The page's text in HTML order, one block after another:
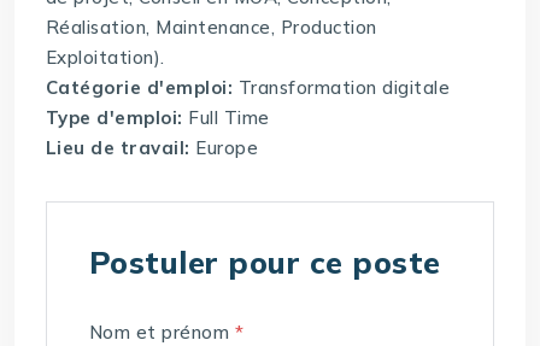
Réalisation, Maintenance, Production
Exploitation).
Catégorie d'emploi: Transformation digitale
Type d'emploi: Full Time
Lieu de travail: Europe
Postuler pour ce poste
Nom et prénom *